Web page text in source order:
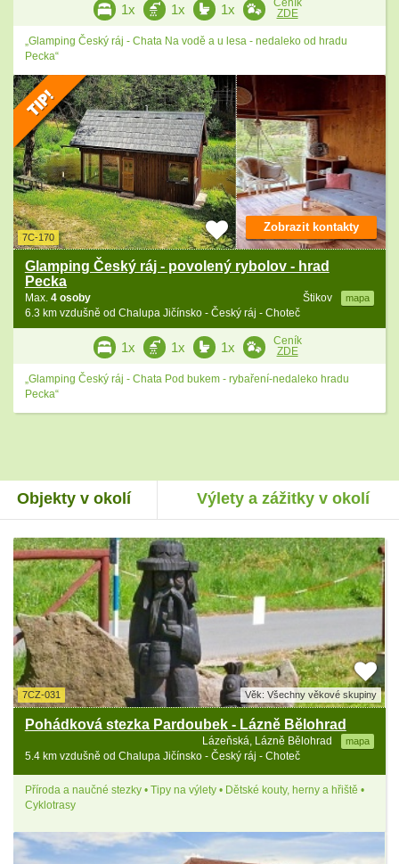
1x 1x 1x
Ceník
ZDE
„Glamping Český ráj - Chata Na vodě a u lesa - nedaleko od hradu
Pecka“
7C-170
Glamping Český ráj - povolený rybolov - hrad
Pecka
Štikov mapa
Max. 4 osoby
6.3 km vzdušně od Chalupa Jičínsko - Český ráj - Choteč
Zobrazit kontakty
1x 1x 1x
Ceník
ZDE
„Glamping Český ráj - Chata Pod bukem - rybaření-nedaleko hradu
Pecka“
Objekty v okolí Výlety a zážitky v okolí
7CZ-031 Věk: Všechny věkové skupiny
Pohádková stezka Pardoubek - Lázně Bělohrad
Lázeňská, Lázně Bělohrad mapa
5.4 km vzdušně od Chalupa Jičínsko - Český ráj - Choteč
Příroda a naučné stezky • Tipy na výlety • Dětské kouty, herny a hřiště •
Cyklotrasy